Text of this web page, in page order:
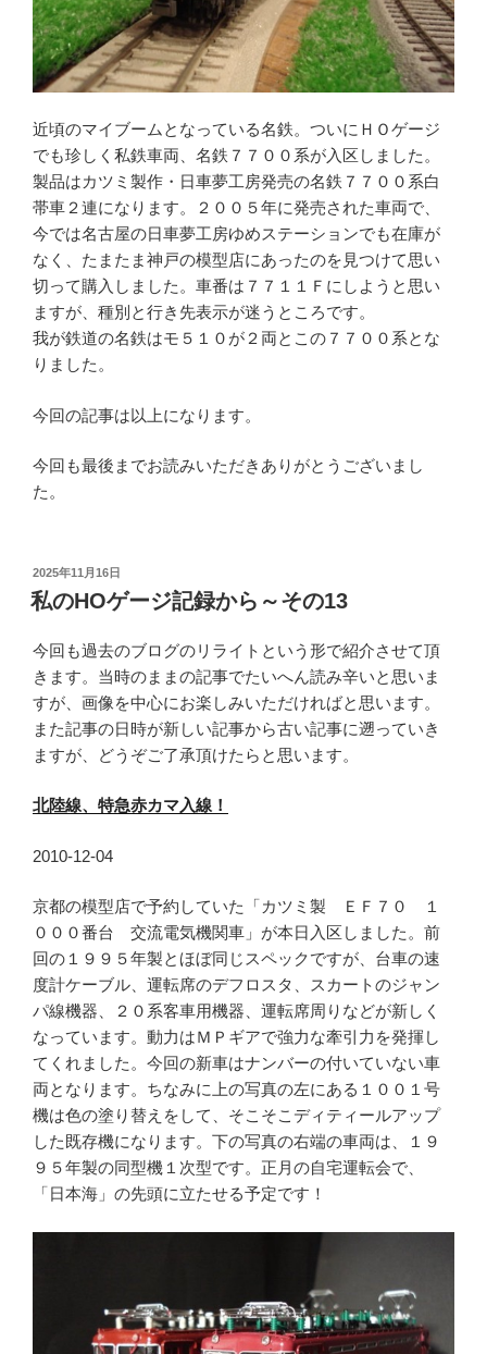
近頃のマイブームとなっている名鉄。ついにＨＯゲージ
でも珍しく私鉄車両、名鉄７７００系が入区しました。
製品はカツミ製作・日車夢工房発売の名鉄７７００系白
帯車２連になります。２００５年に発売された車両で、
今では名古屋の日車夢工房ゆめステーションでも在庫が
なく、たまたま神戸の模型店にあったのを見つけて思い
切って購入しました。車番は７７１１Ｆにしようと思い
ますが、種別と行き先表示が迷うところです。
我が鉄道の名鉄はモ５１０が２両とこの７７００系とな
りました。
今回の記事は以上になります。
今回も最後までお読みいただきありがとうございまし
た。
投
稿
日:
2025年11月16日
私のHOゲージ記録から～その13
今回も過去のブログのリライトという形で紹介させて頂
きます。当時のままの記事でたいへん読み辛いと思いま
すが、画像を中心にお楽しみいただければと思います。
また記事の日時が新しい記事から古い記事に遡っていき
ますが、どうぞご了承頂けたらと思います。
北陸線、特急赤カマ入線！
2010-12-04
京都の模型店で予約していた「カツミ製 ＥＦ７０ １
０００番台 交流電気機関車」が本日入区しました。前
回の１９９５年製とほぼ同じスペックですが、台車の速
度計ケーブル、運転席のデフロスタ、スカートのジャン
パ線機器、２０系客車用機器、運転席周りなどが新しく
なっています。動力はＭＰギアで強力な牽引力を発揮し
てくれました。今回の新車はナンバーの付いていない車
両となります。ちなみに上の写真の左にある１００１号
機は色の塗り替えをして、そこそこディティールアップ
した既存機になります。下の写真の右端の車両は、１９
９５年製の同型機１次型です。正月の自宅運転会で、
「日本海」の先頭に立たせる予定です！